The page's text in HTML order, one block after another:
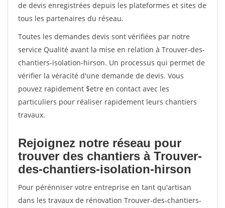
de devis enregistrées depuis les plateformes et sites de
tous les partenaires du réseau.
Toutes les demandes devis sont vérifiées par notre
service Qualité avant la mise en relation à Trouver-des-
chantiers-isolation-hirson. Un processus qui permet de
vérifier la véracité d'une demande de devis. Vous
pouvez rapidement $etre en contact avec les
particuliers pour réaliser rapidement leurs chantiers
travaux.
Rejoignez notre réseau pour
trouver des chantiers à Trouver-
des-chantiers-isolation-hirson
Pour pérénniser votre entreprise en tant qu'artisan
dans les travaux de rénovation Trouver-des-chantiers-